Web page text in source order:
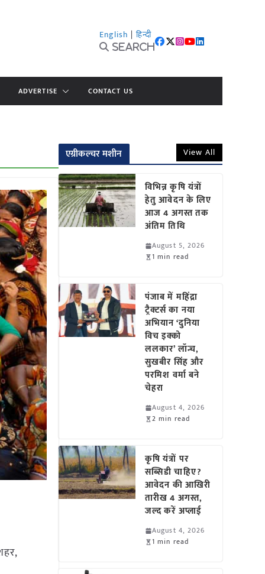
English | हिन्दी
Search
ADVERTISE CONTACT US
एग्रीकल्चर मशीन View All
विभिन्न कृषि यंत्रों
हेतु आवेदन के लिए
आज 4 अगस्त तक
अंतिम तिथि
August 5, 2026
1 min read
पंजाब में महिंद्रा
ट्रैक्टर्स का नया
अभियान ‘दुनिया
विच इक्को
ललकार’ लॉन्च,
सुखबीर सिंह और
परमिश वर्मा बने
चेहरा
August 4, 2026
2 min read
कृषि यंत्रों पर
सब्सिडी चाहिए?
आवेदन की आखिरी
तारीख 4 अगस्त,
जल्द करें अप्लाई
August 4, 2026
1 min read